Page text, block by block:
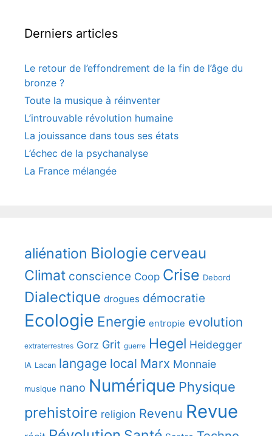
Derniers articles
Le retour de l’effondrement de la fin de l’âge du
bronze ?
Toute la musique à réinventer
L’introuvable révolution humaine
La jouissance dans tous ses états
L’échec de la psychanalyse
La France mélangée
aliénation Biologie cerveau
Climat conscience Coop Crise Debord
Dialectique drogues démocratie
Ecologie Energie entropie evolution
extraterrestres Gorz Grit guerre Hegel Heidegger
IA Lacan langage local Marx Monnaie
musique nano Numérique Physique
prehistoire religion Revenu Revue